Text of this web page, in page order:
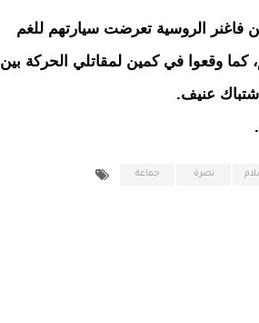
فاغنر الروسية تعرضت سيارتهم للغم
وقعوا في كمين لمقاتلي الحركة بين
عنيف.
جماعة نصرة